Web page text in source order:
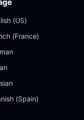
(US)‎
(France)‎
(Spain)‎